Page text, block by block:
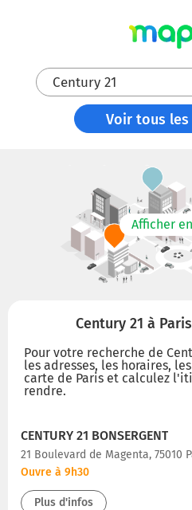
Century 21
Voir tous
Afficher
Century 21 à
Pour votre recherche de
les adresses, les horaires,
carte de Paris et calculez
rendre.
CENTURY 21 BONSERGENT
21 Boulevard de Magenta, 75010
Ouvre à 9h30
Plus d'infos